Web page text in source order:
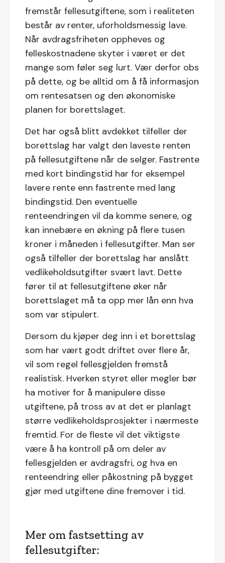
fremstår fellesutgiftene, som i realiteten
består av renter, uforholdsmessig lave.
Når avdragsfriheten oppheves og
felleskostnadene skyter i været er det
mange som føler seg lurt. Vær derfor obs
på dette, og be alltid om å få informasjon
om rentesatsen og den økonomiske
planen for borettslaget.
Det har også blitt avdekket tilfeller der
borettslag har valgt den laveste renten
på fellesutgiftene når de selger. Fastrente
med kort bindingstid har for eksempel
lavere rente enn fastrente med lang
bindingstid. Den eventuelle
renteendringen vil da komme senere, og
kan innebære en økning på flere tusen
kroner i måneden i fellesutgifter. Man ser
også tilfeller der borettslag har anslått
vedlikeholdsutgifter svært lavt. Dette
fører til at fellesutgiftene øker når
borettslaget må ta opp mer lån enn hva
som var stipulert.
Dersom du kjøper deg inn i et borettslag
som har vært godt driftet over flere år,
vil som regel fellesgjelden fremstå
realistisk. Hverken styret eller megler bør
ha motiver for å manipulere disse
utgiftene, på tross av at det er planlagt
større vedlikeholdsprosjekter i nærmeste
fremtid. For de fleste vil det viktigste
være å ha kontroll på om deler av
fellesgjelden er avdragsfri, og hva en
renteendring eller påkostning på bygget
gjør med utgiftene dine fremover i tid.
Mer om fastsetting av
fellesutgifter: